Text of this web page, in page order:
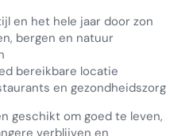
en het hele jaar door zon
bergen en natuur
bereikbare locatie
en gezondheidszorg
geschikt om goed te leven,
verblijven en